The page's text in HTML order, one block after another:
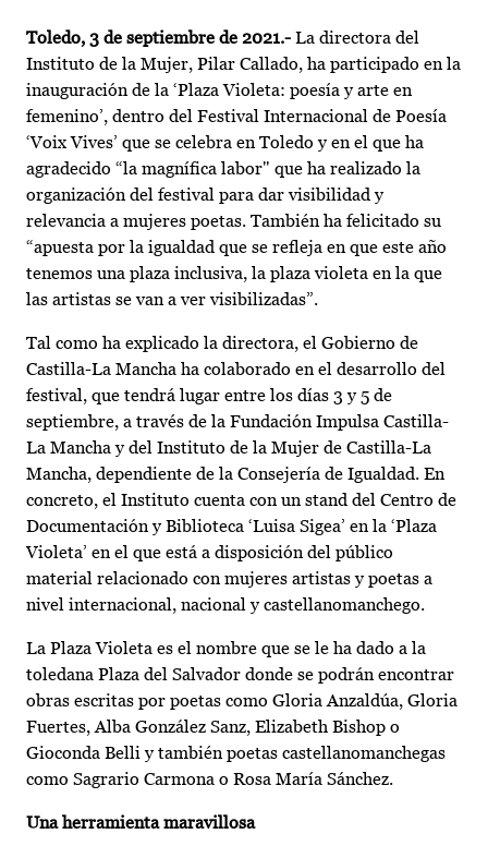
Toledo, 3 de septiembre de 2021.- La directora del
Instituto de la Mujer, Pilar Callado, ha participado en la
inauguración de la ‘Plaza Violeta: poesía y arte en
femenino’, dentro del Festival Internacional de Poesía
‘Voix Vives’ que se celebra en Toledo y en el que ha
agradecido “la magnífica labor" que ha realizado la
organización del festival para dar visibilidad y
relevancia a mujeres poetas. También ha felicitado su
“apuesta por la igualdad que se refleja en que este año
tenemos una plaza inclusiva, la plaza violeta en la que
las artistas se van a ver visibilizadas”.
Tal como ha explicado la directora, el Gobierno de
Castilla-La Mancha ha colaborado en el desarrollo del
festival, que tendrá lugar entre los días 3 y 5 de
septiembre, a través de la Fundación Impulsa Castilla-
La Mancha y del Instituto de la Mujer de Castilla-La
Mancha, dependiente de la Consejería de Igualdad. En
concreto, el Instituto cuenta con un stand del Centro de
Documentación y Biblioteca ‘Luisa Sigea’ en la ‘Plaza
Violeta’ en el que está a disposición del público
material relacionado con mujeres artistas y poetas a
nivel internacional, nacional y castellanomanchego.
La Plaza Violeta es el nombre que se le ha dado a la
toledana Plaza del Salvador donde se podrán encontrar
obras escritas por poetas como Gloria Anzaldúa, Gloria
Fuertes, Alba González Sanz, Elizabeth Bishop o
Gioconda Belli y también poetas castellanomanchegas
como Sagrario Carmona o Rosa María Sánchez.
Una herramienta maravillosa